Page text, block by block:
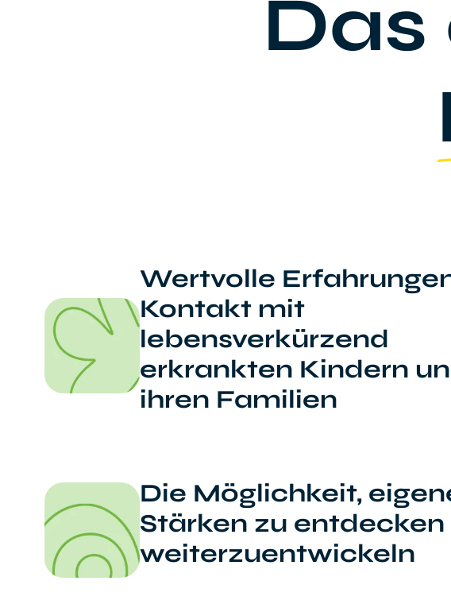
Wertvolle
Kontakt mit
lebensverkürzend
erkrankten Kindern
ihren Familien
Die Möglichkeit,
Stärken zu entdecken
weiterzuentwickeln